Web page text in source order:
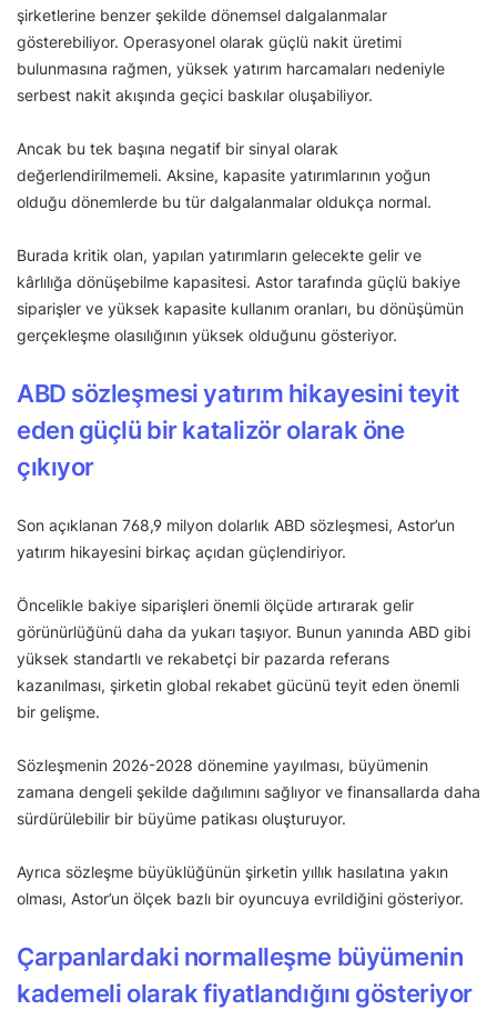
şirketlerine benzer şekilde dönemsel dalgalanmalar
gösterebiliyor. Operasyonel olarak güçlü nakit üretimi
bulunmasına rağmen, yüksek yatırım harcamaları nedeniyle
serbest nakit akışında geçici baskılar oluşabiliyor.
Ancak bu tek başına negatif bir sinyal olarak
değerlendirilmemeli. Aksine, kapasite yatırımlarının yoğun
olduğu dönemlerde bu tür dalgalanmalar oldukça normal.
Burada kritik olan, yapılan yatırımların gelecekte gelir ve
kârlılığa dönüşebilme kapasitesi. Astor tarafında güçlü bakiye
siparişler ve yüksek kapasite kullanım oranları, bu dönüşümün
gerçekleşme olasılığının yüksek olduğunu gösteriyor.
ABD sözleşmesi yatırım hikayesini teyit
eden güçlü bir katalizör olarak öne
çıkıyor
Son açıklanan 768,9 milyon dolarlık ABD sözleşmesi, Astor’un
yatırım hikayesini birkaç açıdan güçlendiriyor.
Öncelikle bakiye siparişleri önemli ölçüde artırarak gelir
görünürlüğünü daha da yukarı taşıyor. Bunun yanında ABD gibi
yüksek standartlı ve rekabetçi bir pazarda referans
kazanılması, şirketin global rekabet gücünü teyit eden önemli
bir gelişme.
Sözleşmenin 2026-2028 dönemine yayılması, büyümenin
zamana dengeli şekilde dağılımını sağlıyor ve finansallarda daha
sürdürülebilir bir büyüme patikası oluşturuyor.
Ayrıca sözleşme büyüklüğünün şirketin yıllık hasılatına yakın
olması, Astor’un ölçek bazlı bir oyuncuya evrildiğini gösteriyor.
Çarpanlardaki normalleşme büyümenin
kademeli olarak fiyatlandığını gösteriyor